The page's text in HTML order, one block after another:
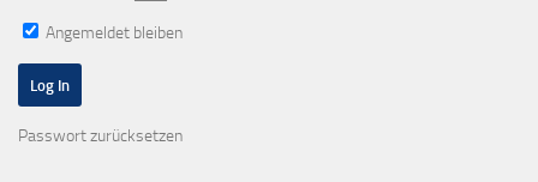
Angemeldet bleiben
Passwort zurücksetzen